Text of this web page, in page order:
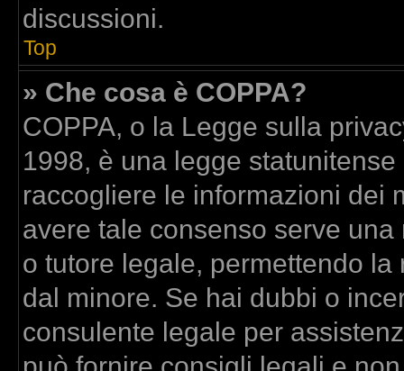
discussioni.
Top
» Che cosa è COPPA?
COPPA, o la Legge sulla
1998, è una legge
raccogliere le informazioni dei
avere tale consenso serve
o tutore legale, permettendo
dal minore. Se hai dubbi o
consulente legale per